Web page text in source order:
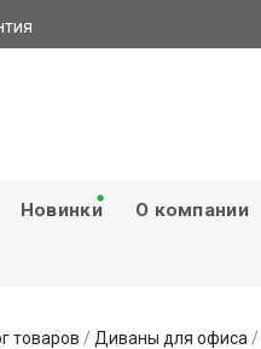
Новинки О компании
товаров / Диваны для офиса /